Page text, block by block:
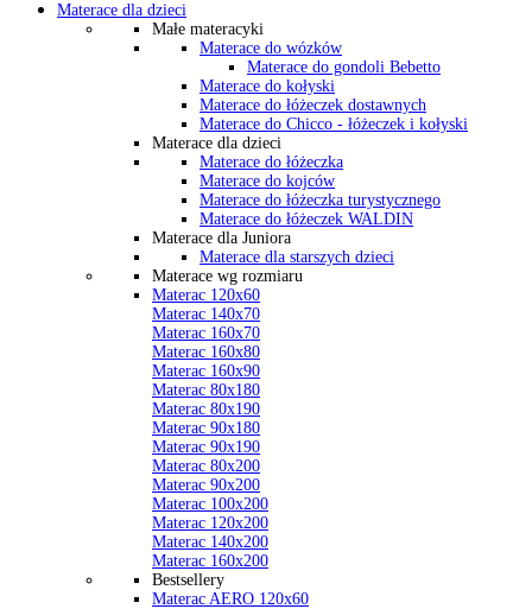
Materace dla dzieci
Małe materacyki
Materace do wózków
Materace do gondoli Bebetto
Materace do kołyski
Materace do łóżeczek dostawnych
Materace do Chicco - łóżeczek i kołyski
Materace dla dzieci
Materace do łóżeczka
Materace do kojców
Materace do łóżeczka turystycznego
Materace do łóżeczek WALDIN
Materace dla Juniora
Materace dla starszych dzieci
Materace wg rozmiaru
Materac 120x60
Materac 140x70
Materac 160x70
Materac 160x80
Materac 160x90
Materac 80x180
Materac 80x190
Materac 90x180
Materac 90x190
Materac 80x200
Materac 90x200
Materac 100x200
Materac 120x200
Materac 140x200
Materac 160x200
Bestsellery
Materac AERO 120x60